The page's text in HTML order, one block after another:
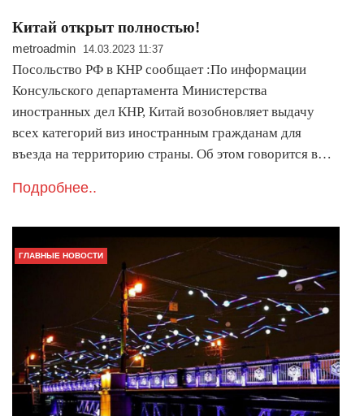
Китай открыт полностью!
metroadmin 14.03.2023 11:37
Посольство РФ в КНР сообщает :По информации
Консульского департамента Министерства
иностранных дел КНР, Китай возобновляет выдачу
всех категорий виз иностранным гражданам для
въезда на территорию страны. Об этом говорится в…
Подробнее..
ГЛАВНЫЕ НОВОСТИ